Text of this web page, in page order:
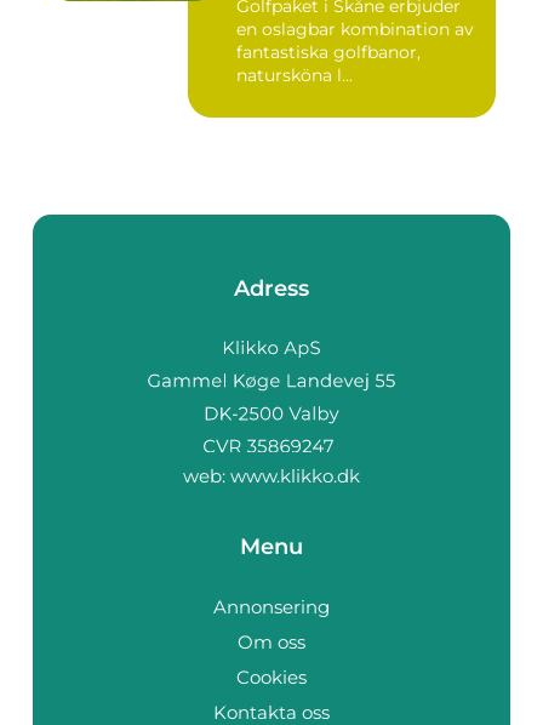
Golfpaket i Skåne erbjuder
en oslagbar kombination av
fantastiska golfbanor,
natursköna l...
Adress
web: www.klikko.dk
Menu
Annonsering
Om oss
Cookies
Kontakta oss